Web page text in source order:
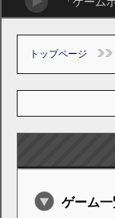
トップページ
ゲーム一